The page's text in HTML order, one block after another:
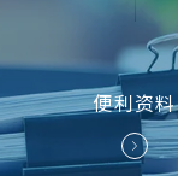
便利资料